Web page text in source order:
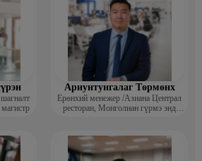
– Бүсийн менежер
Сегмент аналист
– Харилцааны менежер /Хэзээ, хаана,
Ариунтунгалаг Төрмөнх
Ерөнхий менежер /Азиана Централ
ресторан, Монголиан гүрмэ энд